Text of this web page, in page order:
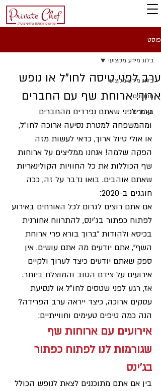
פוסט
בלוג מידע מקצועי
מתכונים
מאמרים
בלוג מידע מקצועי
ערב לפני טיסה לחו"ל או נופש
ארוך: ארוחת שף עם החברים
ערב לפני שאתם נפרדים מהחברים
ומהמשפחה למטרת נסיעה ארוכה לחו"ל,
או אולי טיול ארוך, כדאי לעשות מזה
הפקה שלמה! אנחנו ממליצים על ארוחות
שף הכוללות את כל החוויות הקולינאריות
שאתם אוהבים. בואו נדבר על זה, ככה
חוגגים ב-2020:
אם אתם רוצים לגרום לכל האורחים באירוע
לפתוח כפתור בג'ינס, להתרווח אחורנית
בכיסא ולהודות "ברוך בורא פרי ארוחת
השף", אתם יודעים מה אתם עושים. אין
ספק שאתם יודעים כיצד לערוך ולקיים
אירועים על צידם הטוב והמוצלח ביותר.
אז, רגע לפני שטסים לחו"ל או לנסיעת
עסקים ארוכה, כיצד ייראה ערב הפרידה?
הנה כמה טיפים טעימים וחווייתיים:
אירועים עם ארוחות שף
שגורמות לנו לפתוח כפתור
בג'ינס
בין אם אתם מתוכננים לצאת לנופש הכולל